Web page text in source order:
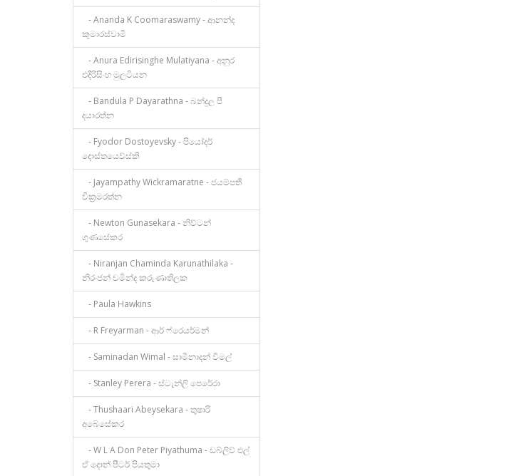
- Ananda K Coomaraswamy - ආනන්ද
කුමාරස්වාමි
- Anura Edirisinghe Mulatiyana - අනුර
එදිරිසිංහ මුලටියන
- Bandula P Dayarathna - බන්දුල පී
දයාරත්න
- Fyodor Dostoyevsky - පියෝදර්
දොස්තයෙව්ස්කි
- Jayampathy Wickramaratne - ජයම්පතී
වික්‍රමරත්න
- Newton Gunasekara - නිව්ටන්
ගුණසේකර
- Niranjan Chaminda Karunathilaka -
නිරංජන් චමින්ද කරුණාතිලක
- Paula Hawkins
- R Freyarman - ආර් ෆ්රෙයර්මන්
- Saminadan Wimal - සාමිනාදන් විමල්
- Stanley Perera - ස්ටැන්ලි පෙරේරා
- Thushaari Abeysekara - තුෂාරි
අබේසේකර
- W L A Don Peter Piyathuma - ඩබ්ලිව් එල්
ඒ දොන් පීටර් පියතුමා